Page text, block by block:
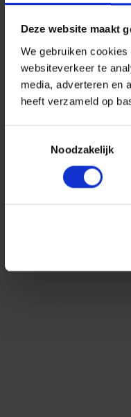
Deze website maakt
We gebruiken
websiteverkeer te
media, adverteren en
heeft verzameld op
Noodzakelijk